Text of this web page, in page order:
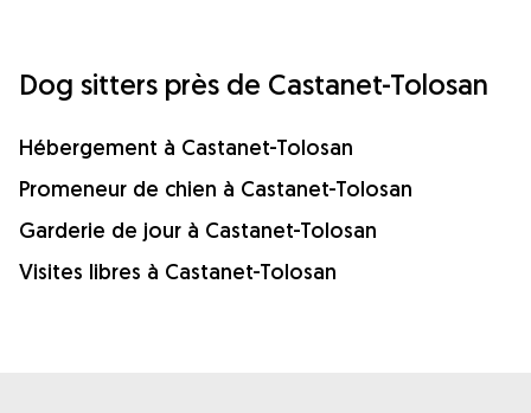
Dog sitters près de Castanet-Tolosan
Hébergement à Castanet-Tolosan
Promeneur de chien à Castanet-Tolosan
Garderie de jour à Castanet-Tolosan
Visites libres à Castanet-Tolosan